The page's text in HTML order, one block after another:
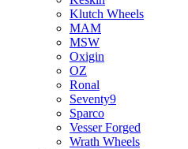
Klutch Wheels
MAM
MSW
Oxigin
OZ
Ronal
Seventy9
Sparco
Vesser Forged
Wrath Wheels